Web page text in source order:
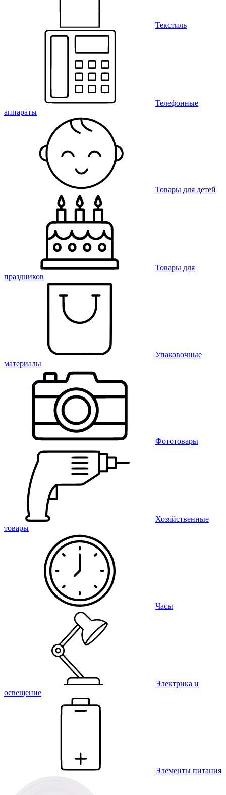
Текстиль
Телефонные
аппараты
Товары для детей
Товары для
праздников
Упаковочные
материалы
Фототовары
Хозяйственные
товары
Часы
Электрика и
освещение
Элементы питания